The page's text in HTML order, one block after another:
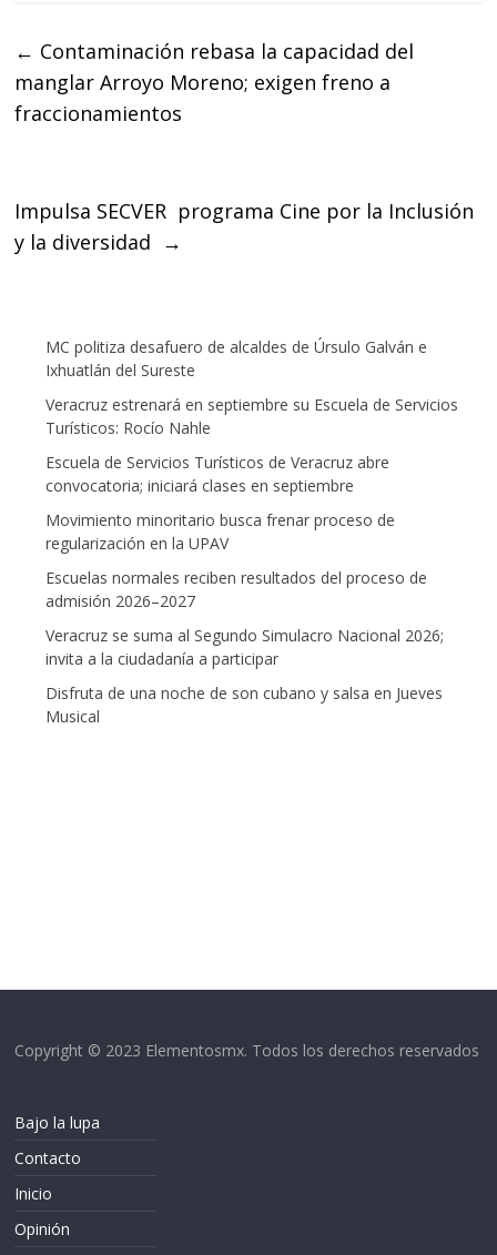
b
o
o
t
e
r
s
A
p
← Contaminación rebasa la capacidad del
manglar Arroyo Moreno; exigen freno a
fraccionamientos
Impulsa SECVER programa Cine por la Inclusión
y la diversidad →
MC politiza desafuero de alcaldes de Úrsulo Galván e
Ixhuatlán del Sureste
Veracruz estrenará en septiembre su Escuela de Servicios
Turísticos: Rocío Nahle
Escuela de Servicios Turísticos de Veracruz abre
convocatoria; iniciará clases en septiembre
Movimiento minoritario busca frenar proceso de
regularización en la UPAV
Escuelas normales reciben resultados del proceso de
admisión 2026–2027
Veracruz se suma al Segundo Simulacro Nacional 2026;
invita a la ciudadanía a participar
Disfruta de una noche de son cubano y salsa en Jueves
Musical
Copyright © 2023 Elementosmx. Todos los derechos reservados
Bajo la lupa
Contacto
Inicio
Opinión